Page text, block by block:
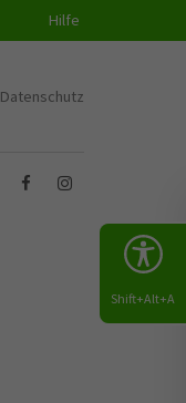
Hilfe
Datenschutz
Shift+Alt+A